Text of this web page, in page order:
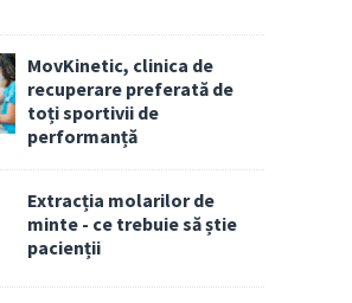
MovKinetic, clinica de
recuperare preferată de
toți sportivii de
performanță
Extracția molarilor de
minte - ce trebuie să știe
pacienții